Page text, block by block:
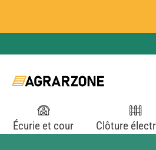
Écurie et cour Clôture